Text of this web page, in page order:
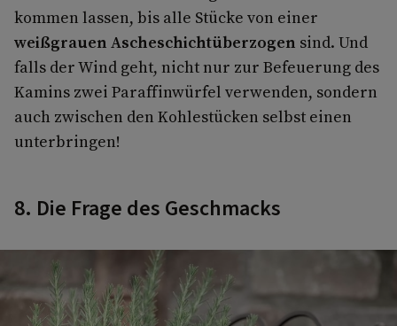
kommen lassen, bis alle Stücke von einer
weißgrauen Ascheschichtüberzogen sind. Und
falls der Wind geht, nicht nur zur Befeuerung des
Kamins zwei Paraffin­würfel verwenden, sondern
auch zwischen den Kohlestücken selbst einen
unterbringen!
8. Die Frage des Geschmacks